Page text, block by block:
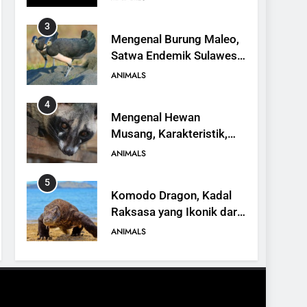
3
Mengenal Burung Maleo,
Satwa Endemik Sulawesi
yang Terancam Punah
ANIMALS
4
Mengenal Hewan
Musang, Karakteristik,
Jenis, dan Peran dalam
ANIMALS
5
Komodo Dragon, Kadal
Raksasa yang Ikonik dari
Indonesia
ANIMALS
6
Kanguru Pohon Mantel